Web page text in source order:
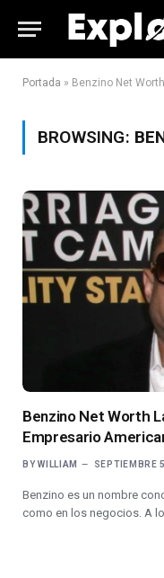
Portada » Benzino Net Worth
BROWSING:
Benzino Net Worth
Empresario
BY WILLIAM SEPTIEMBRE
Benzino es un nombre
como en los negocios. A lo